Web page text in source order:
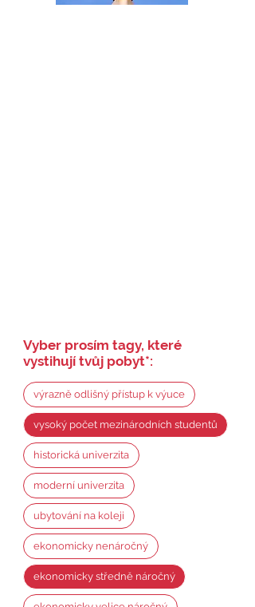
Vyber prosím tagy, které
vystihují tvůj pobyt*:
výrazně odlišný přístup k výuce
vysoký počet mezinárodních studentů
historická univerzita
moderní univerzita
ubytování na koleji
ekonomicky nenáročný
ekonomicky středně náročný